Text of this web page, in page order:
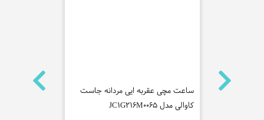
ساعت مچی
ساعت مچی عقربه ایی مردانه جاست
کاوالی مدل JC1G216M0065